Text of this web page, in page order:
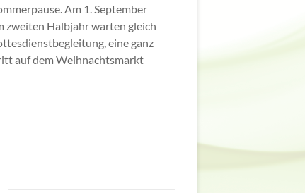
Am 1. September
zweiten Halbjahr warten gleich
eine ganz
auf dem Weihnachtsmarkt